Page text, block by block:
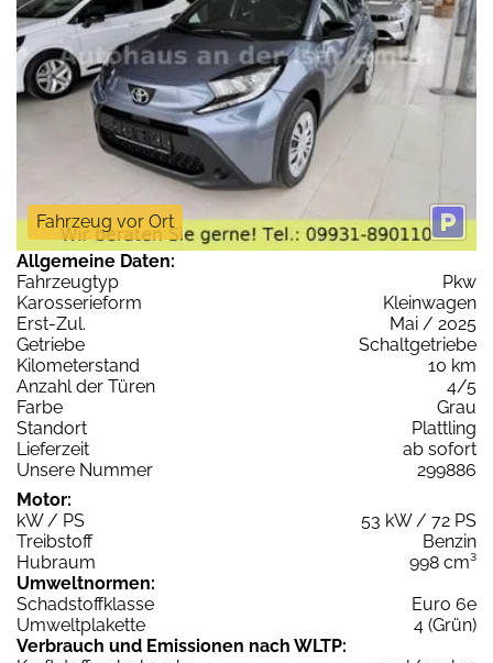
Fahrzeug vor Ort
Allgemeine Daten:
Fahrzeugtyp
Pkw
Karosserieform
Kleinwagen
Erst-Zul.
Mai / 2025
Getriebe
Schaltgetriebe
Kilometerstand
10 km
Anzahl der Türen
4/5
Farbe
Grau
Standort
Plattling
Lieferzeit
ab sofort
Unsere Nummer
299886
Motor:
kW / PS
53 kW / 72 PS
Treibstoff
Benzin
Hubraum
998 cm³
Umweltnormen:
Schadstoffklasse
Euro 6e
Umweltplakette
4 (Grün)
Verbrauch und Emissionen nach WLTP: